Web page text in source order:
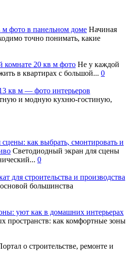
м фото в панельном доме Начиная
точно понимать, какие
комнате 20 кв м фото Не у каждой
в квартирах с большой... 0
кв м — фото интерьеров
и модную кухню-гостиную,
как выбрать, смонтировать и
Светодиодный экран для сцены
0
для строительства и производства
большинства
уют как в домашних интерьерах
пространств: как комфортные зоны
о строительстве, ремонте и